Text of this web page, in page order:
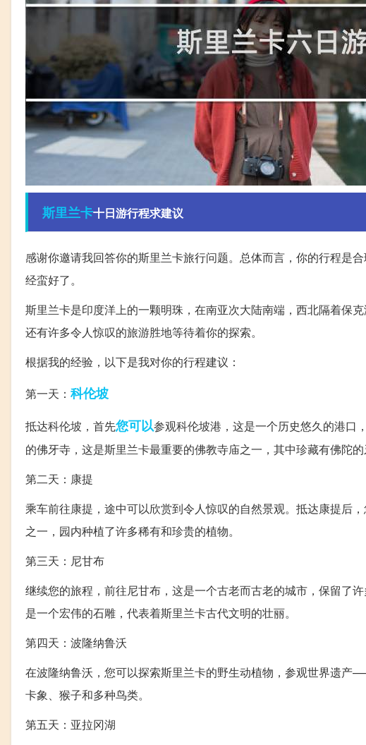
斯里兰卡十日游行程求建议
感谢你邀请我回答你的斯里兰卡旅行问题。总体而言，你的行程是
经蛮好了。
斯里兰卡是印度洋上的一颗明珠，在南亚次大陆南端，西北隔着保
还有许多令人惊叹的旅游胜地等待着你的探索。
根据我的经验，以下是我对你的行程建议：
第一天： 科伦坡
抵达科伦坡，首先您可以参观科伦坡港，这是一个历史悠久的港口
的佛牙寺，这是斯里兰卡最重要的佛教寺庙之一，其中珍藏有佛陀的
第二天：康提
乘车前往康提，途中可以欣赏到令人惊叹的自然景观。抵达康提后
之一，园内种植了许多稀有和珍贵的植物。
第三天：尼甘布
继续您的旅程，前往尼甘布，这是一个古老而古老的城市，保留了
是一个宏伟的石雕，代表着斯里兰卡古代文明的壮丽。
第四天：波隆纳鲁沃
在波隆纳鲁沃，您可以探索斯里兰卡的野生动植物，参观世界遗
卡象、猴子和多种鸟类。
第五天：亚拉冈湖